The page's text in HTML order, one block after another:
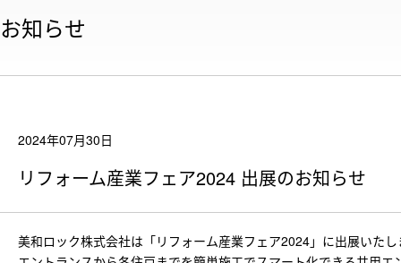
お知らせ
2024年07月30日
リフォーム産業フェア2024 出展のお知らせ
美和ロック株式会社は「リフォーム産業フェア2024」に出展いたし